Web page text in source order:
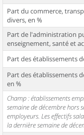
Part du commerce,
divers, en %
Part de l'administration
enseignement, santé et
Part des établissements
Part des établissements
en %
Champ : établissements
semaine de décembre hors
employeurs. Les effectifs
la dernière semaine de